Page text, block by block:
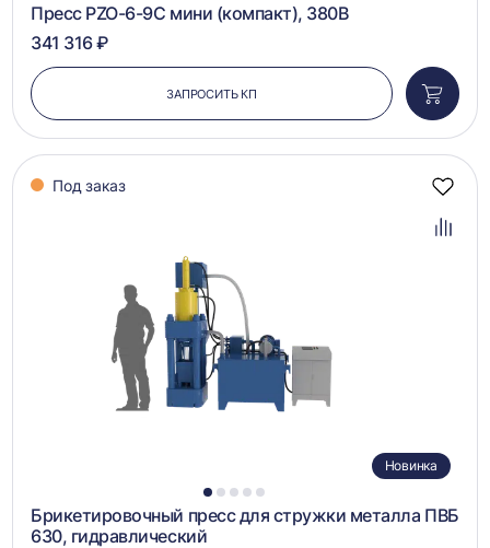
Пресс PZO-6-9С мини (компакт), 380В
341 316 ₽
ЗАПРОСИТЬ КП
в
Под заказ
1 2 3 4 5
Новинка
Брикетировочный пресс для стружки металла ПВБ
630, гидравлический